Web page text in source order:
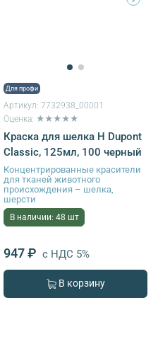
Для профи
Артикул: 7732938_00001
Оценка: ★★★★★
Краска для шелка H Dupont
Classic, 125мл, 100 черный
Концентрированные красители
для тканей животного
происхождения – шелка,
шерсти
В наличии: 48 шт
947 ₽ с НДС 5%
В корзину